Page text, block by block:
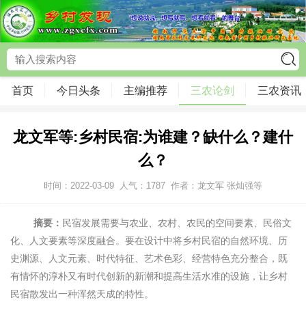
首页 今日头条 主编推荐 三农论剑 三农资讯
龙文军等:乡村民宿:为谁建？缺什么？建什
么？
时间：2022-03-09 人气： 1787 作者：龙文军 张灿强等
摘要： 民宿发展需要与农业、农村、农民的空间要素、民俗文
化、人文要素等深度融合。要在设计中将乡村民宿的自然环境、历
史渊源、人文元素、时代特征、艺术色彩、经营特色充分整合，既
有情怀的淳朴又有时代创新的新潮和提高生活水准的设施，让乡村
民宿散发出一种浑然天成的特性。